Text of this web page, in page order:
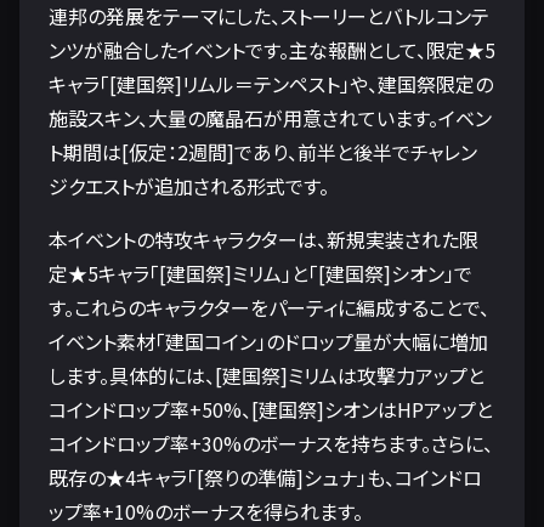
連邦の発展をテーマにした、ストーリーとバトルコンテ
ンツが融合したイベントです。主な報酬として、限定★5
キャラ「[建国祭]リムル＝テンペスト」や、建国祭限定の
施設スキン、大量の魔晶石が用意されています。イベン
ト期間は[仮定：2週間]であり、前半と後半でチャレン
ジクエストが追加される形式です。
本イベントの特攻キャラクターは、新規実装された限
定★5キャラ「[建国祭]ミリム」と「[建国祭]シオン」で
す。これらのキャラクターをパーティに編成することで、
イベント素材「建国コイン」のドロップ量が大幅に増加
します。具体的には、[建国祭]ミリムは攻撃力アップと
コインドロップ率+50%、[建国祭]シオンはHPアップと
コインドロップ率+30%のボーナスを持ちます。さらに、
既存の★4キャラ「[祭りの準備]シュナ」も、コインドロ
ップ率+10%のボーナスを得られます。